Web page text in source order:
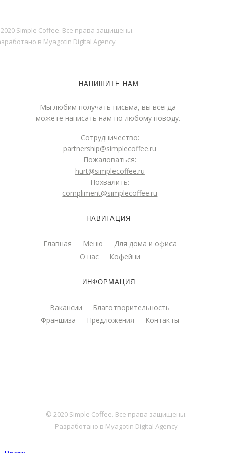
Simple Coffee. Все права защищены.
в Myagotin Digital Agency
НАПИШИТЕ НАМ
Мы любим получать письма, вы всегда
можете написать нам по любому поводу.
Сотрудничество:
partnership@simplecoffee.ru
Пожаловаться:
hurt@simplecoffee.ru
Похвалить:
compliment@simplecoffee.ru
НАВИГАЦИЯ
Главная Меню
Для дома и офиса
О нас
Кофейни
ИНФОРМАЦИЯ
Вакансии
Благотворительность
Франшиза
Предложения Контакты
© 2020 Simple Coffee. Все права защищены.
Разработано в Myagotin Digital Agency